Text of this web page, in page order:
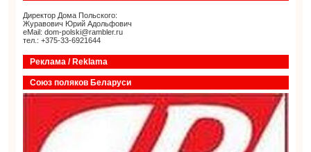
Директор Дома Польского:
Журавович Юрий Адольфович
eMail: dom-polski@rambler.ru
тел.: +375-33-6921644
Реклама / Reklama
Союз поляков Беларуси